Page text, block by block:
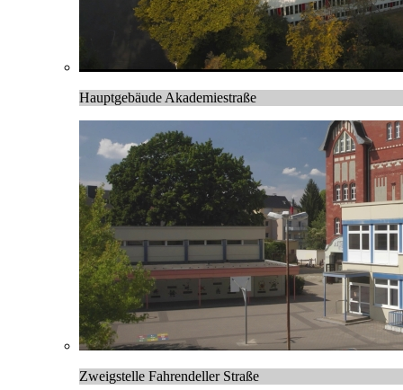
Hauptgebäude Akademiestraße
Zweigstelle Fahrendeller Straße